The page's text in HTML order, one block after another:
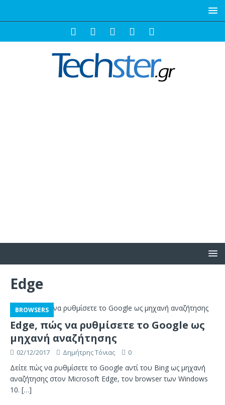
Edge
BROWSERS
Edge, πώς να ρυθμίσετε το Google ως
μηχανή αναζήτησης
02/12/2017 Δημήτρης Τόνιας 0
Δείτε πώς να ρυθμίσετε το Google αντί του Bing ως μηχανή
αναζήτησης στον Microsoft Edge, τον browser των Windows
10. […]